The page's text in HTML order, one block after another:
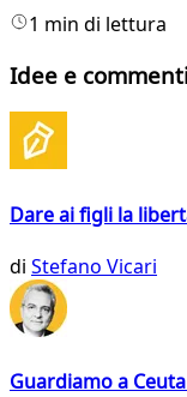
1 min di lettura
Idee e
Dare ai figli la
di Stefano Vicari
Guardiamo a